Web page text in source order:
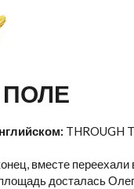
ПОЛЕ
THROUGH
вместе
досталась